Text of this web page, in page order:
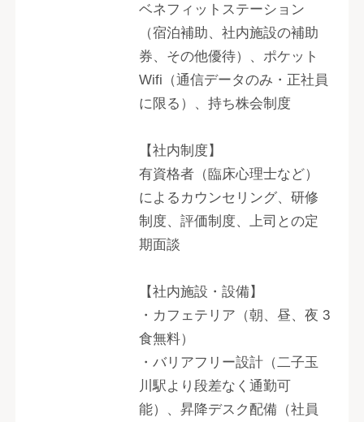
ベネフィットステーション
（宿泊補助、社内施設の補助
券、その他優待）、ポケット
Wifi（通信データのみ・正社員
に限る）、持ち株会制度
【社内制度】
有資格者（臨床心理士など）
によるカウンセリング、研修
制度、評価制度、上司との定
期面談
【社内施設・設備】
・カフェテリア（朝、昼、夜 3
食無料）
・バリアフリー設計（二子玉
川駅より段差なく通勤可
能）、昇降デスク配備（社員